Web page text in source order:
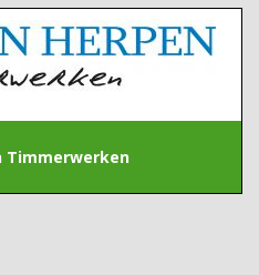
Timmerwerken